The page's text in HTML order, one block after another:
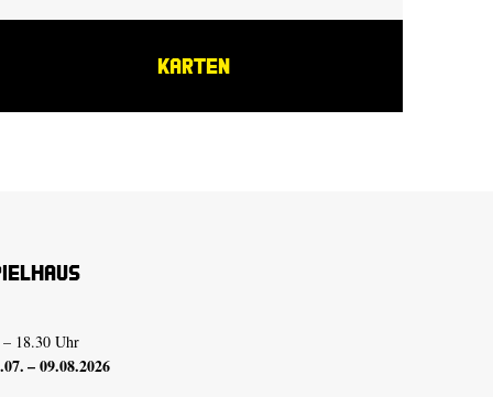
KARTEN
18.30 Uhr
– 09.08.2026